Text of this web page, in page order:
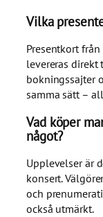
Vilka
Presentkort
levereras direkt
bokningssajter
samma sätt –
Vad köper
något?
Upplevelser är
konsert.
och
också utmärkt.